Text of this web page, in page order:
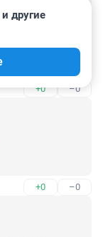
оборзел
построить
+0 –0
другие
+0 –0